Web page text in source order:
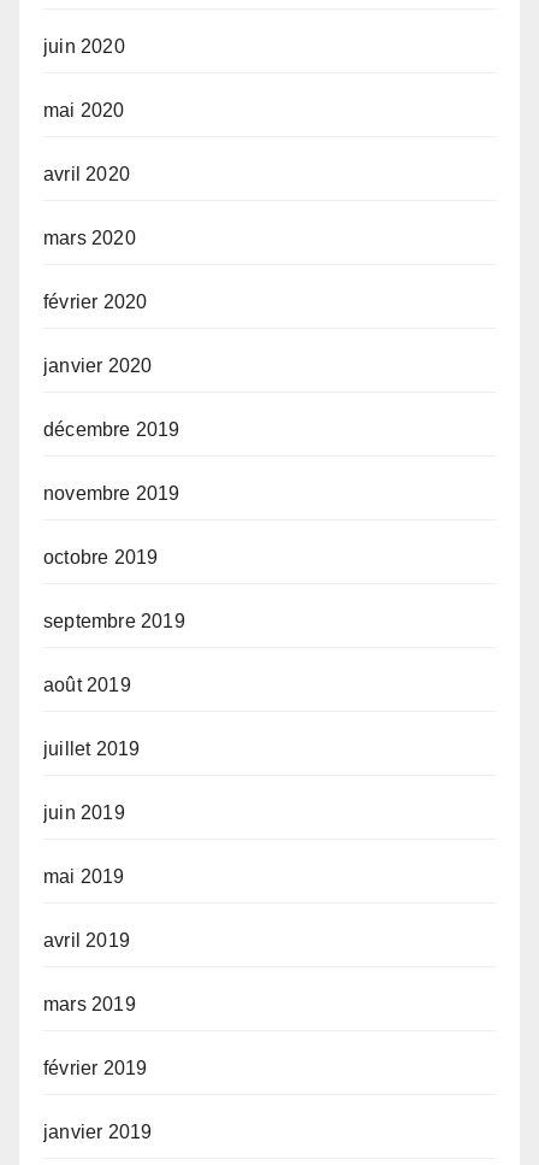
juin 2020
mai 2020
avril 2020
mars 2020
février 2020
janvier 2020
décembre 2019
novembre 2019
octobre 2019
septembre 2019
août 2019
juillet 2019
juin 2019
mai 2019
avril 2019
mars 2019
février 2019
janvier 2019